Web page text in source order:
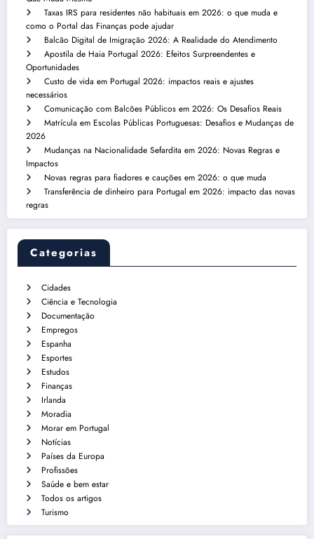
Taxas IRS para residentes não habituais em 2026: o que muda e
como o Portal das Finanças pode ajudar
Balcão Digital de Imigração 2026: A Realidade do Atendimento
Apostila de Haia Portugal 2026: Efeitos Surpreendentes e
Oportunidades
Custo de vida em Portugal 2026: impactos reais e ajustes
necessários
Comunicação com Balcões Públicos em 2026: Os Desafios Reais
Matrícula em Escolas Públicas Portuguesas: Desafios e Mudanças de
2026
Mudanças na Nacionalidade Sefardita em 2026: Novas Regras e
Impactos
Novas regras para fiadores e cauções em 2026: o que muda
Transferência de dinheiro para Portugal em 2026: impacto das novas
regras
Categorias
Cidades
Ciência e Tecnologia
Documentação
Empregos
Espanha
Esportes
Estudos
Finanças
Irlanda
Moradia
Morar em Portugal
Notícias
Países da Europa
Profissões
Saúde e bem estar
Todos os artigos
Turismo